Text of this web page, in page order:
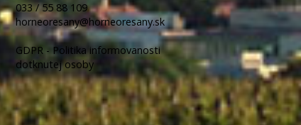
033 / 55 88 109
horneoresany@horneoresany.sk
GDPR - Politika informovanosti
dotknutej osoby